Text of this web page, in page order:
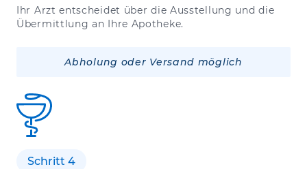
Ihr Arzt entscheidet über die Ausstellung und die
Übermittlung an Ihre Apotheke.
Abholung oder Versand möglich
Schritt 4